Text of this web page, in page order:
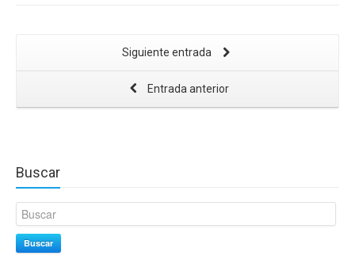
Siguiente entrada
Entrada anterior
Buscar
Buscar